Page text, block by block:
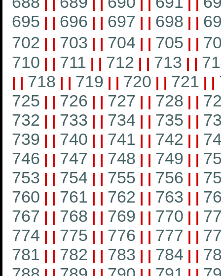
695 | | 696 | | 697 | | 698 | |
702 | | 703 | | 704 | | 705 | |
710 | | 711 | | 712 | | 713 | |
| | 718 | | 719 | | 720 | | 721 | |
725 | | 726 | | 727 | | 728 | |
732 | | 733 | | 734 | | 735 | |
739 | | 740 | | 741 | | 742 | |
746 | | 747 | | 748 | | 749 | |
753 | | 754 | | 755 | | 756 | |
760 | | 761 | | 762 | | 763 | |
767 | | 768 | | 769 | | 770 | |
774 | | 775 | | 776 | | 777 | |
781 | | 782 | | 783 | | 784 | |